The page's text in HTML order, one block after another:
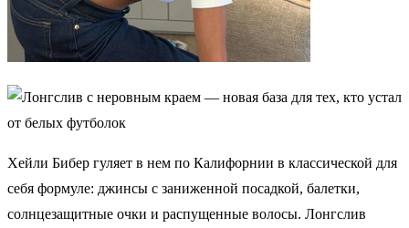
Хейли Бибер гуляет в нем по Калифорнии в классической для
себя формуле: джинсы с заниженной посадкой, балетки,
солнцезащитные очки и распущенные волосы. Лонгслив